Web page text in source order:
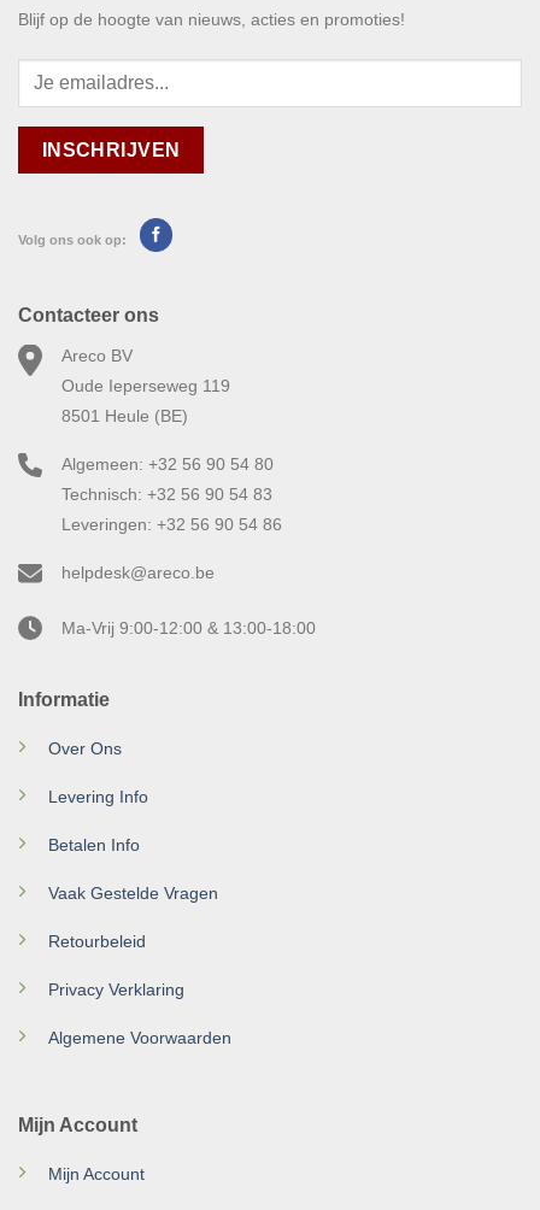
Blijf op de hoogte van nieuws, acties en promoties!
Volg ons ook op:
Informatie
Over Ons
Levering Info
Betalen Info
Vaak Gestelde Vragen
Retourbeleid
Privacy Verklaring
Algemene Voorwaarden
Mijn Account
Mijn Account
Contacteer ons
Areco BV
Oude Ieperseweg 119
8501 Heule (BE)
Algemeen: +32 56 90 54 80
Technisch: +32 56 90 54 83
Leveringen: +32 56 90 54 86
helpdesk@areco.be
Ma-Vrij 9:00-12:00 & 13:00-18:00